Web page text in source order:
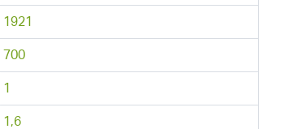
1921
700
1
1,6